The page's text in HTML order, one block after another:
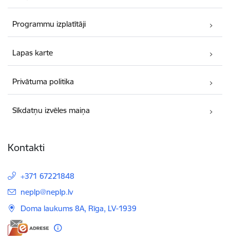
Programmu izplatītāji
Lapas karte
Privātuma politika
Sīkdatņu izvēles maiņa
Kontakti
+371 67221848
E-pasts:
neplp@neplp.lv
Doma laukums 8A, Rīga, LV-1939